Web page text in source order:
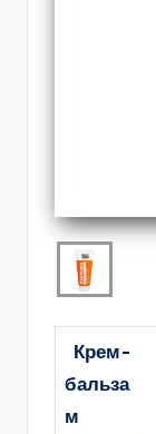
Крем-
бальза
м